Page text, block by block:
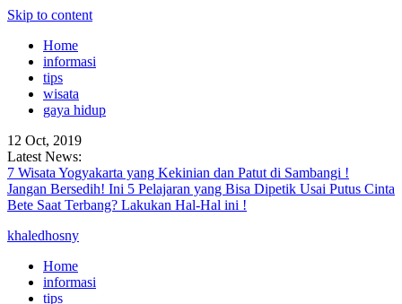
Skip to content
Home
informasi
tips
wisata
gaya hidup
12 Oct, 2019
Latest News:
7 Wisata Yogyakarta yang Kekinian dan Patut di Sambangi !
Jangan Bersedih! Ini 5 Pelajaran yang Bisa Dipetik Usai Putus Cinta
Bete Saat Terbang? Lakukan Hal-Hal ini !
khaledhosny
Home
informasi
tips